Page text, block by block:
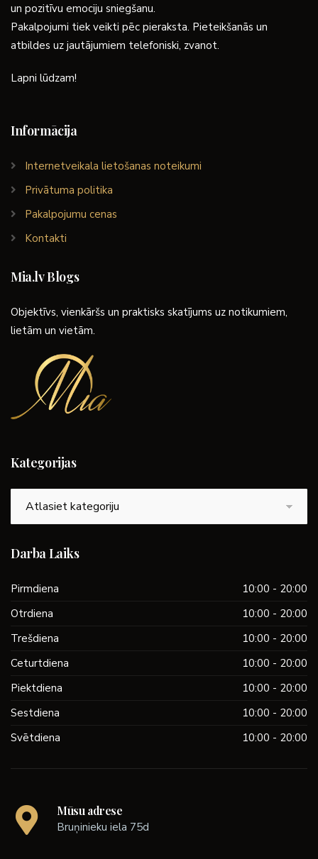
un pozitīvu emociju sniegšanu.
Pakalpojumi tiek veikti pēc pieraksta. Pieteikšanās un
atbildes uz jautājumiem telefoniski, zvanot.
Lapni lūdzam!
Informācija
Internetveikala lietošanas noteikumi
Privātuma politika
Pakalpojumu cenas
Kontakti
Mia.lv Blogs
Objektīvs, vienkāršs un praktisks skatījums uz notikumiem,
lietām un vietām.
Kategorijas
Darba Laiks
Pirmdiena
10:00 - 20:00
Otrdiena
10:00 - 20:00
Trešdiena
10:00 - 20:00
Ceturtdiena
10:00 - 20:00
Piektdiena
10:00 - 20:00
Sestdiena
10:00 - 20:00
Svētdiena
10:00 - 20:00
Mūsu adrese
Bruņinieku iela 75d